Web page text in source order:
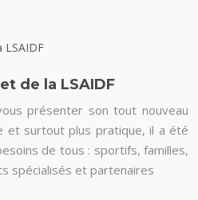
de la LSAIDF
présenter son tout nouveau
et surtout plus pratique, il a été
de tous : sportifs, familles,
spécialisés et partenaires